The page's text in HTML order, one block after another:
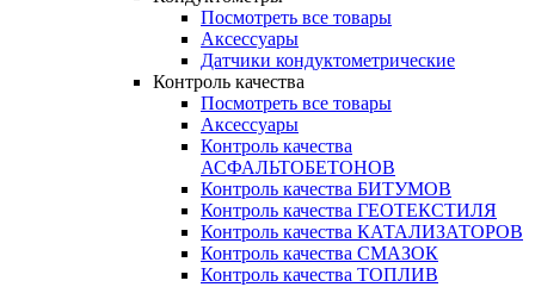
Посмотреть все товары
Аксессуары
Датчики кондуктометрические
Контроль качества
Посмотреть все товары
Аксессуары
Контроль качества
АСФАЛЬТОБЕТОНОВ
Контроль качества БИТУМОВ
Контроль качества ГЕОТЕКСТИЛЯ
Контроль качества КАТАЛИЗАТОРОВ
Контроль качества СМАЗОК
Контроль качества ТОПЛИВ